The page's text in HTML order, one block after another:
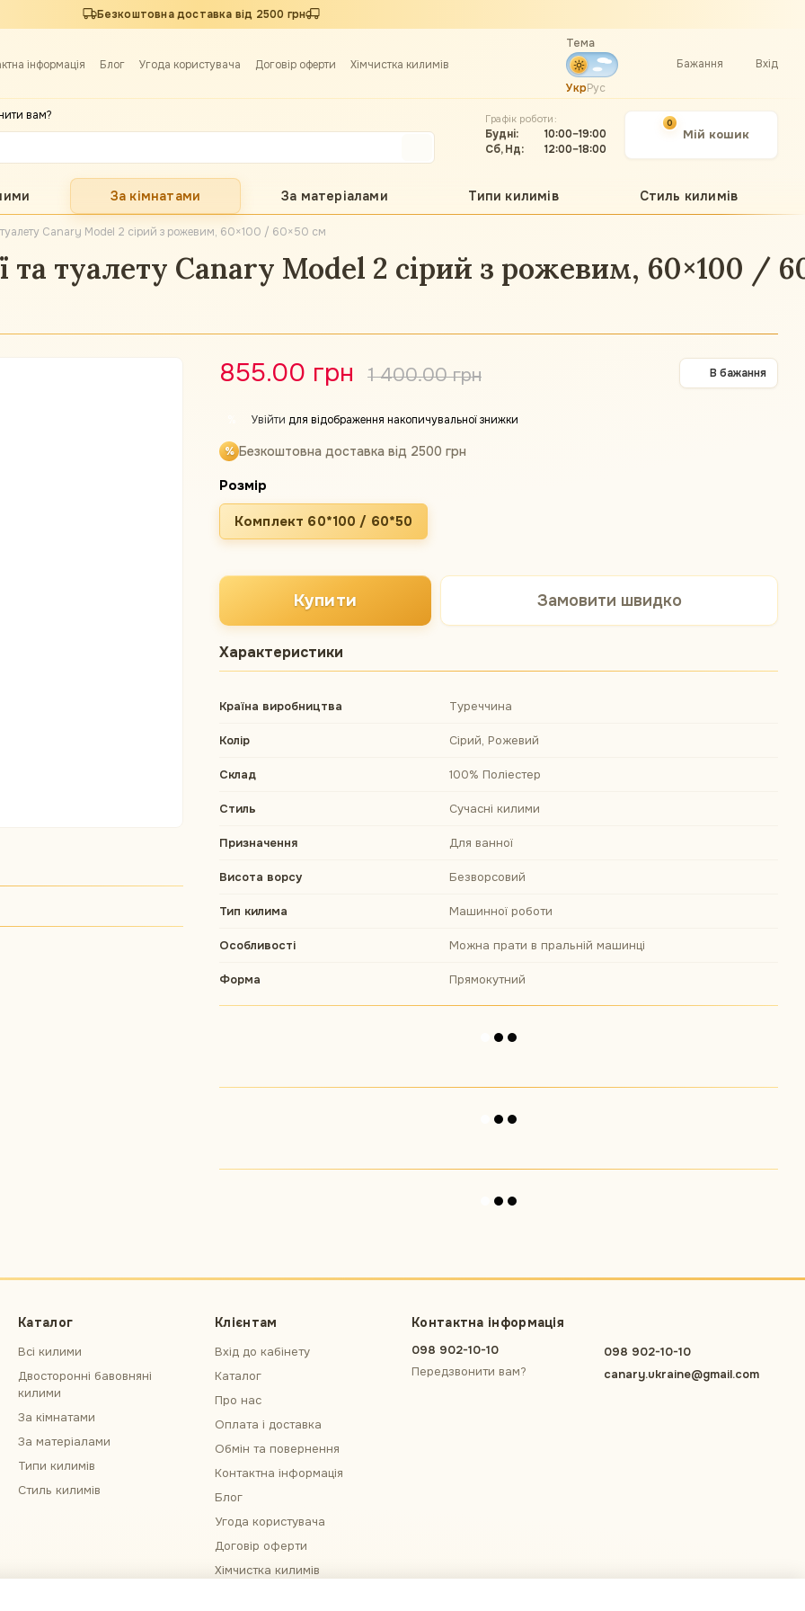
Безкоштовна доставка від 2500 грн
інформація Блог Угода користувача Договір оферти Хімчистка килимів
Тема
УкрРус
Бажання Вхід
вам? Графік роботи:
Будні:
10:00–19:00
Сб, Нд:
12:00–18:00
0
Мій кошик
За кімнатами За матеріалами Типи килимів Стиль килимів
туалету Canary Model 2 сірий з рожевим, 60×100 / 60×50 см
та туалету Canary Model 2 сірий з рожевим, 60×100 /
855.00 грн 1 400.00 грн В бажання
Увійти для відображення накопичувальної знижки
Безкоштовна доставка від 2500 грн
Розмір
Комплект 60*100 / 60*50
Купити Замовити швидко
Характеристики
Країна виробництва Туреччина
Колір Сірий, Рожевий
Склад 100% Поліестер
Стиль Сучасні килими
Призначення Для ванної
Висота ворсу Безворсовий
Тип килима Машинної роботи
Особливості Можна прати в пральній машинці
Форма Прямокутний
Каталог
Всі килими
Двосторонні бавовняні
килими
За кімнатами
За матеріалами
Типи килимів
Стиль килимів
Клієнтам
Вхід до кабінету
Каталог
Про нас
Оплата і доставка
Обмін та повернення
Контактна інформація
Блог
Угода користувача
Договір оферти
Хімчистка килимів
Контактна інформація
098 902-10-10
Передзвонити вам?
098 902-10-10
canary.ukraine@gmail.com